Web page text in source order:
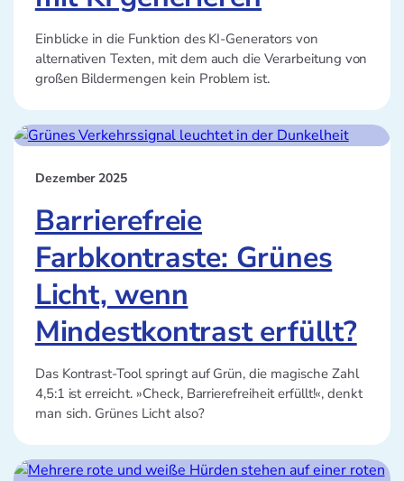
Einblicke in die Funktion des KI-Generators von
alternativen Texten, mit dem auch die Verarbeitung von
großen Bildermengen kein Problem ist.
Dezember 2025
Barrierefreie
Farbkontraste: Grünes
Licht, wenn
Mindestkontrast erfüllt?
Das Kontrast-Tool springt auf Grün, die magische Zahl
4,5:1 ist erreicht. »Check, Barrierefreiheit erfüllt!«, denkt
man sich. Grünes Licht also?